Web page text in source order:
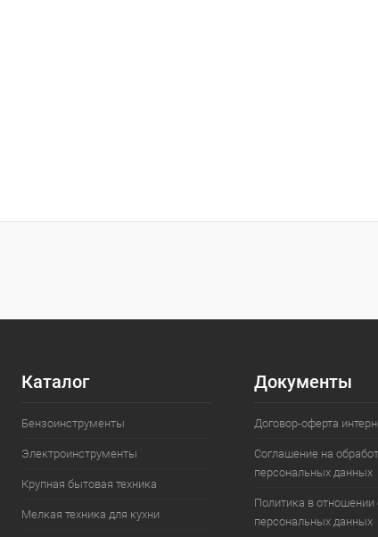
Каталог
Бензоинструменты
Электроинструменты
Крупная бытовая техника
Мелкая техника для кухни
Документы
Договор-оферта
Соглашение на
персональных данных
Политика в отношении
персональных данных